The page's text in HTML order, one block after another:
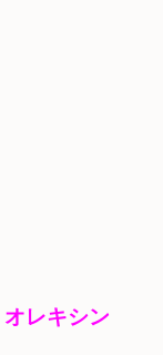
レキシン